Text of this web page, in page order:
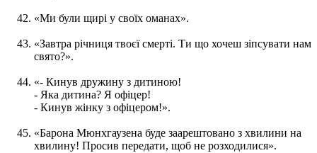
«Ми були щирі у своїх оманах».
«Завтра річниця твоєї смерті. Ти що хочеш зіпсувати нам
свято?».
«- Кинув дружину з дитиною!
- Яка дитина? Я офіцер!
- Кинув жінку з офіцером!».
«Барона Мюнхгаузена буде заарештовано з хвилини на
хвилину! Просив передати, щоб не розходилися».